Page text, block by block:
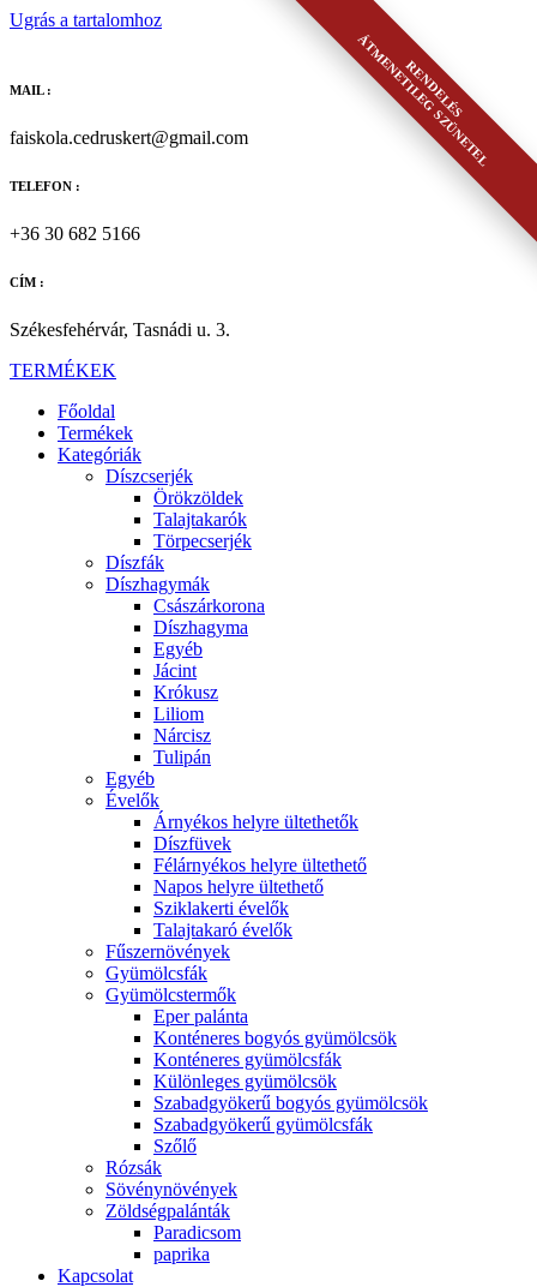
RENDELÉS
ÁTMENETILEG SZÜNETEL
Ugrás a tartalomhoz
MAIL :
faiskola.cedruskert@gmail.com
TELEFON :
+36 30 682 5166
CÍM :
Székesfehérvár, Tasnádi u. 3.
TERMÉKEK
Főoldal
Termékek
Kategóriák
Díszcserjék
Örökzöldek
Talajtakarók
Törpecserjék
Díszfák
Díszhagymák
Császárkorona
Díszhagyma
Egyéb
Jácint
Krókusz
Liliom
Nárcisz
Tulipán
Egyéb
Évelők
Árnyékos helyre ültethetők
Díszfüvek
Félárnyékos helyre ültethető
Napos helyre ültethető
Sziklakerti évelők
Talajtakaró évelők
Fűszernövények
Gyümölcsfák
Gyümölcstermők
Eper palánta
Konténeres bogyós gyümölcsök
Konténeres gyümölcsfák
Különleges gyümölcsök
Szabadgyökerű bogyós gyümölcsök
Szabadgyökerű gyümölcsfák
Szőlő
Rózsák
Sövénynövények
Zöldségpalánták
Paradicsom
paprika
Kapcsolat